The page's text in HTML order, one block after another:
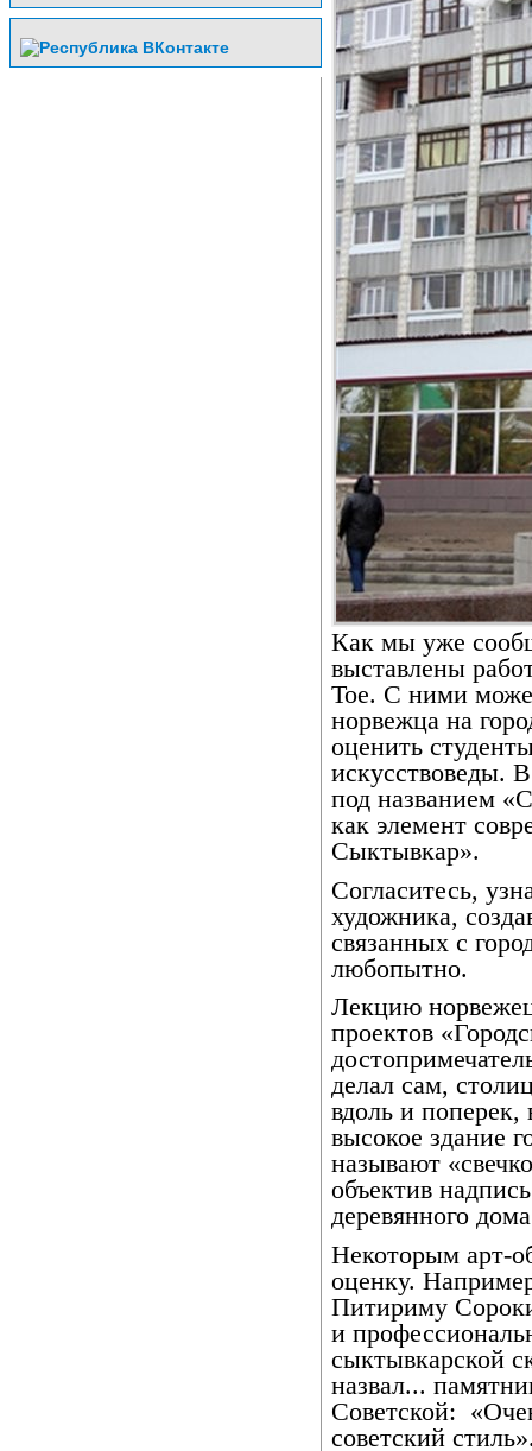
Как мы уже
выставлены
Тое. С ними
норвежца на
оценить
искусствоведы.
под названием
как элемент
Сыктывкар».
Согласитесь,
художника,
связанных с
любопытно.
Лекцию
проектов
делал сам,
вдоль и поперек,
высокое здание
называют
объектив
деревянного
Некоторым арт-
оценку.
Питириму
и
сыктывкарской
назвал...
Советской:
советский